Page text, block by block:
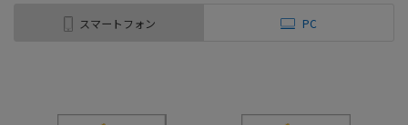
スマートフォン PC